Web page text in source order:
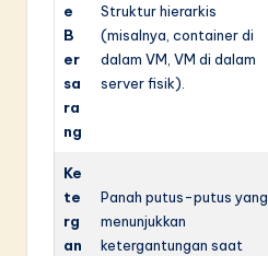
e
B
er
sa
ra
ng
Struktur hierarkis
(misalnya, container di
dalam VM, VM di dalam
server fisik).
Ke
te
rg
an
Panah putus-putus yang
menunjukkan
ketergantungan saat